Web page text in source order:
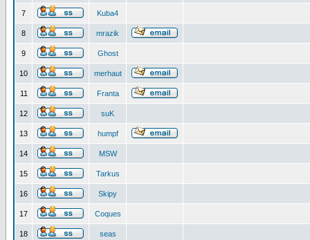
7 Kuba4
8 mrazik
9 Ghost
10 merhaut
11 Franta
12 suK
13 humpf
14 MSW
15 Tarkus
16 Skipy
17 Coques
18 seas